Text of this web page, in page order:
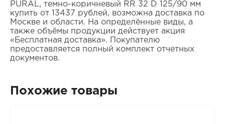
PURAL, темно-коричневый RR 32 D 125/90 мм
купить от 13437 рублей, возможна доставка по
Москве и области. На определённые виды, а
также объёмы продукции действует акция
«Бесплатная доставка». Покупателю
предоставляется полный комплект отчетных
документов.
Похожие товары